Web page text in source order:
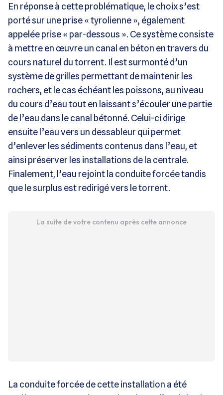
En réponse à cette problématique, le choix s’est
porté sur une prise « tyrolienne », également
appelée prise « par-dessous ». Ce système consiste
à mettre en œuvre un canal en béton en travers du
cours naturel du torrent. Il est surmonté d’un
système de grilles permettant de maintenir les
rochers, et le cas échéant les poissons, au niveau
du cours d’eau tout en laissant s’écouler une partie
de l’eau dans le canal bétonné. Celui-ci dirige
ensuite l’eau vers un dessableur qui permet
d’enlever les sédiments contenus dans l’eau, et
ainsi préserver les installations de la centrale.
Finalement, l’eau rejoint la conduite forcée tandis
que le surplus est redirigé vers le torrent.
La suite de votre contenu après cette annonce
La conduite forcée de cette installation a été